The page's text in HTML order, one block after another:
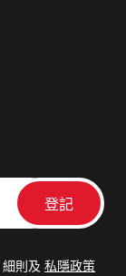
細則及 私隱政策